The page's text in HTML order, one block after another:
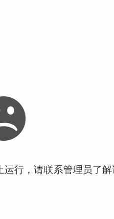
行，请联系管理员了